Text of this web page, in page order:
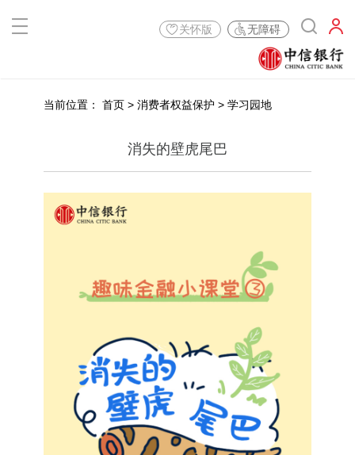
无障碍
关怀版
当前位置：首页 >消费者权益保护 >学习园地
消失的壁虎尾巴